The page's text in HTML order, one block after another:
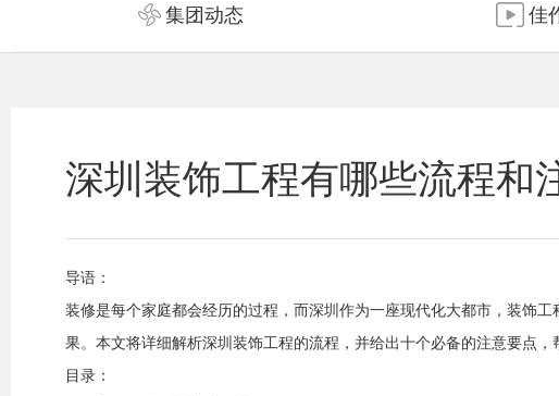
集团动态 佳
深圳装饰工程有哪些流程和
导语：
装修是每个家庭都会经历的过程，而深圳作为一座现代化大都市，装饰
果。本文将详细解析深圳装饰工程的流程，并给出十个必备的注意要点，
目录：